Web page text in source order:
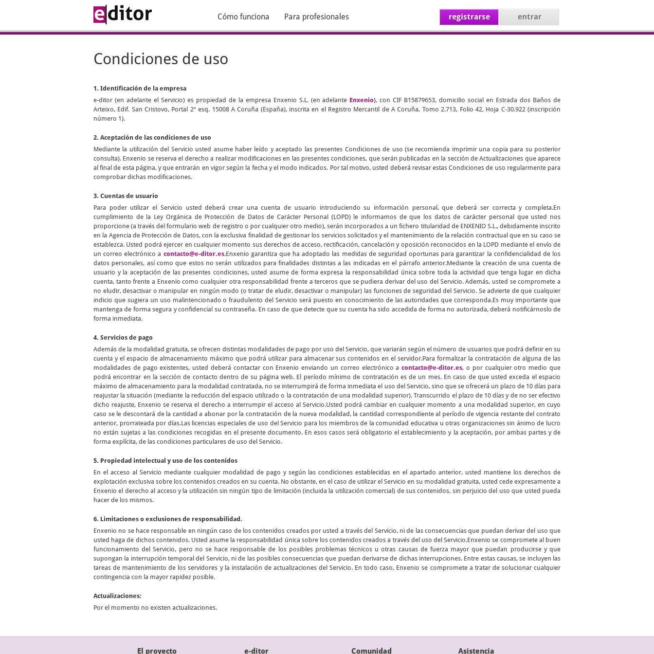
Cómo funciona Para profesionales registrarse entrar
Condiciones de uso
1. Identificación de la empresa
e-ditor (en adelante el Servicio) es propiedad de la empresa Enxenio S.L. (en adelante Enxenio), con CIF B15879653, domicilio social en Estrada dos Baños de
Arteixo, Edif. San Cristovo, Portal 2º esq. 15008 A Coruña (España), inscrita en el Registro Mercantil de A Coruña, Tomo 2.713, Folio 42, Hoja C-30.922 (inscripción
número 1).
2. Aceptación de las condiciones de uso
Mediante la utilización del Servicio usted asume haber leído y aceptado las presentes Condiciones de uso (se recomienda imprimir una copia para su posterior
consulta). Enxenio se reserva el derecho a realizar modificaciones en las presentes condiciones, que serán publicadas en la sección de Actualizaciones que aparece
al final de esta página, y que entrarán en vigor según la fecha y el modo indicados. Por tal motivo, usted deberá revisar estas Condiciones de uso regularmente para
comprobar dichas modificaciones.
3. Cuentas de usuario
Para poder utilizar el Servicio usted deberá crear una cuenta de usuario introduciendo su información personal, que deberá ser correcta y completa.En
cumplimiento de la Ley Orgánica de Protección de Datos de Carácter Personal (LOPD) le informamos de que los datos de carácter personal que usted nos
proporcione (a través del formulario web de registro o por cualquier otro medio), serán incorporados a un fichero titularidad de ENXENIO S.L., debidamente inscrito
en la Agencia de Protección de Datos, con la exclusiva finalidad de gestionar los servicios solicitados y el mantenimiento de la relación contractual que en su caso se
establezca. Usted podrá ejercer en cualquier momento sus derechos de acceso, rectificación, cancelación y oposición reconocidos en la LOPD mediante el envío de
un correo electrónico a contacto@e-ditor.es.Enxenio garantiza que ha adoptado las medidas de seguridad oportunas para garantizar la confidencialidad de los
datos personales, así como que estos no serán utilizados para finalidades distintas a las indicadas en el párrafo anterior.Mediante la creación de una cuenta de
usuario y la aceptación de las presentes condiciones, usted asume de forma expresa la responsabilidad única sobre toda la actividad que tenga lugar en dicha
cuenta, tanto frente a Enxenio como cualquier otra responsabilidad frente a terceros que se pudiera derivar del uso del Servicio. Además, usted se compromete a
no eludir, desactivar o manipular en ningún modo (o tratar de eludir, desactivar o manipular) las funciones de seguridad del Servicio. Se advierte de que cualquier
indicio que sugiera un uso malintencionado o fraudulento del Servicio será puesto en conocimiento de las autoridades que corresponda.Es muy importante que
mantenga de forma segura y confidencial su contraseña. En caso de que detecte que su cuenta ha sido accedida de forma no autorizada, deberá notificárnoslo de
forma inmediata.
4. Servicios de pago
Además de la modalidad gratuita, se ofrecen distintas modalidades de pago por uso del Servicio, que variarán según el número de usuarios que podrá definir en su
cuenta y el espacio de almacenamiento máximo que podrá utilizar para almacenar sus contenidos en el servidor.Para formalizar la contratación de alguna de las
modalidades de pago existentes, usted deberá contactar con Enxenio enviando un correo electrónico acontacto@e-ditor.es, o por cualquier otro medio que
podrá encontrar en la sección de contacto dentro de su página web. El período mínimo de contratación es de un mes. En caso de que usted exceda el espacio
máximo de almacenamiento para la modalidad contratada, no se interrumpirá de forma inmediata el uso del Servicio, sino que se ofrecerá un plazo de 10 días para
reajustar la situación (mediante la reducción del espacio utilizado o la contratación de una modalidad superior). Transcurrido el plazo de 10 días y de no ser efectivo
dicho reajuste, Enxenio se reserva el derecho a interrumpir el acceso al Servicio.Usted podrá cambiar en cualquier momento a una modalidad superior, en cuyo
caso se le descontará de la cantidad a abonar por la contratación de la nueva modalidad, la cantidad correspondiente al período de vigencia restante del contrato
anterior, prorrateada por días.Las licencias especiales de uso del Servicio para los miembros de la comunidad educativa u otras organizaciones sin ánimo de lucro
no están sujetas a las condiciones recogidas en el presente documento. En esos casos será obligatorio el establecimiento y la aceptación, por ambas partes y de
forma explícita, de las condiciones particulares de uso del Servicio.
5. Propiedad intelectual y uso de los contenidos
En el acceso al Servicio mediante cualquier modalidad de pago y según las condiciones establecidas en el apartado anterior, usted mantiene los derechos de
explotación exclusiva sobre los contenidos creados en su cuenta. No obstante, en el caso de utilizar el Servicio en su modalidad gratuita, usted cede expresamente a
Enxenio el derecho al acceso y la utilización sin ningún tipo de limitación (incluida la utilización comercial) de sus contenidos, sin perjuicio del uso que usted pueda
hacer de los mismos.
6. Limitaciones o exclusiones de responsabilidad.
Enxenio no se hace responsable en ningún caso de los contenidos creados por usted a través del Servicio, ni de las consecuencias que puedan derivar del uso que
usted haga de dichos contenidos. Usted asume la responsabilidad única sobre los contenidos creados a través del uso del Servicio.Enxenio se compromete al buen
funcionamiento del Servicio, pero no se hace responsable de los posibles problemas técnicos u otras causas de fuerza mayor que puedan producirse y que
supongan la interrupción temporal del Servicio, ni de las posibles consecuencias que puedan derivarse de dichas interrupciones. Entre estas causas, se incluyen las
tareas de mantenimiento de los servidores y la instalación de actualizaciones del Servicio. En todo caso, Enxenio se compromete a tratar de solucionar cualquier
contingencia con la mayor rapidez posible.
Actualizaciones:
Por el momento no existen actualizaciones.
El proyecto e-ditor Comunidad Asistencia